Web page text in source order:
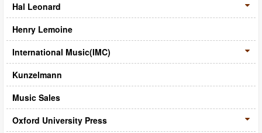
Hal Leonard
Henry Lemoine
International Music(IMC)
Kunzelmann
Music Sales
Oxford University Press